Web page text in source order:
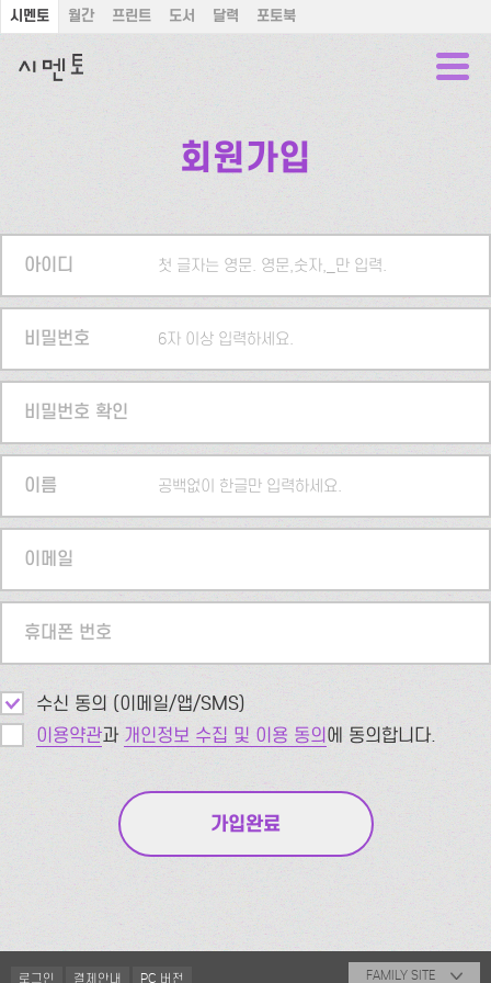
시멘토 월간 프린트 도서 달력 포토북
회원가입
아이디 첫 글자는 영문. 영문,숫자,_만 입력.
비밀번호 6자 이상 입력하세요.
비밀번호 확인
이름 공백없이 한글만 입력하세요.
이메일
휴대폰 번호
수신 동의 (이메일/앱/SMS)
이용약관과 개인정보 수집 및 이용 동의에 동의합니다.
로그인 결제안내 PC 버전 FAMILY SITE